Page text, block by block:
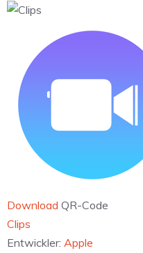
Download QR-Code
‎Clips
Entwickler: Apple